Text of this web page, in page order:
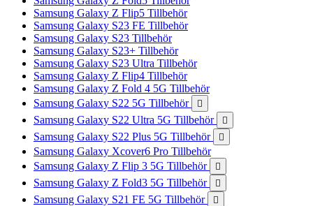
Samsung Galaxy Z Flip5 Tillbehör
Samsung Galaxy S23 FE Tillbehör
Samsung Galaxy S23 Tillbehör
Samsung Galaxy S23+ Tillbehör
Samsung Galaxy S23 Ultra Tillbehör
Samsung Galaxy Z Flip4 Tillbehör
Samsung Galaxy Z Fold 4 5G Tillbehör
Samsung Galaxy S22 5G Tillbehör

Samsung Galaxy S22 Ultra 5G Tillbehör 
Samsung Galaxy S22 Plus 5G Tillbehör 
Samsung Galaxy Xcover6 Pro Tillbehör
Samsung Galaxy Z Flip 3 5G Tillbehör

Samsung Galaxy Z Fold3 5G Tillbehör 
Samsung Galaxy S21 FE 5G Tillbehör 